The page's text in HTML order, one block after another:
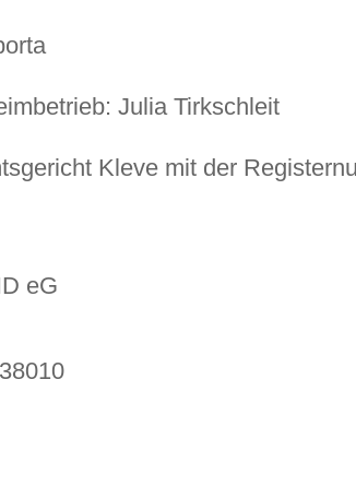
Julia Tirkschleit
Kleve mit der
eG